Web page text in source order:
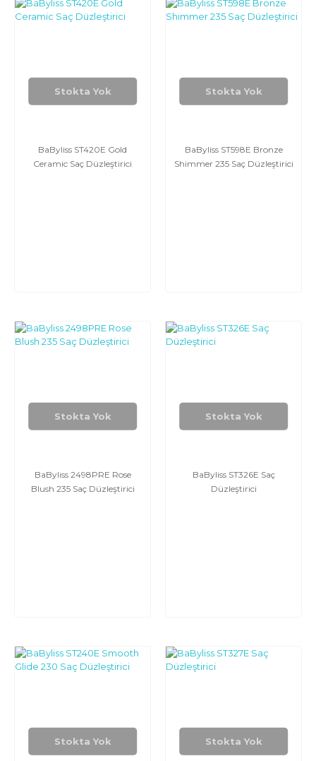
Stokta Yok
BaByliss ST420E Gold
Ceramic Saç Düzleştirici
Stokta Yok
BaByliss ST598E Bronze
Shimmer 235 Saç Düzleştirici
Stokta Yok
BaByliss 2498PRE Rose
Blush 235 Saç Düzleştirici
Stokta Yok
BaByliss ST326E Saç
Düzleştirici
Stokta Yok Stokta Yok